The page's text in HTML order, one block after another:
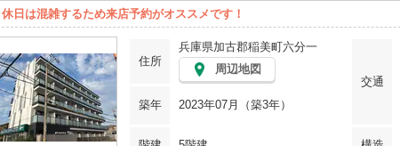
休日は混雑するため来店予約がオススメです！
住所
兵庫県加古郡稲美町六分一
周辺地図
交通
築年 2023年07月（築3年）